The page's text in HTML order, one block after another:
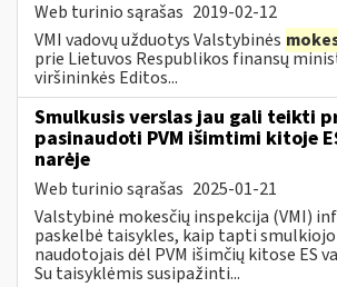
Web turinio sąrašas 2019-02-12
VMI vadovų užduotys Valstybinės
prie Lietuvos Respublikos finansų
viršininkės Editos...
Smulkusis verslas jau gali teikti
pasinaudoti PVM išimtimi kitoje
narėje
Web turinio sąrašas 2025-01-21
Valstybinė mokesčių inspekcija (VMI)
paskelbė taisykles, kaip tapti
naudotojais dėl PVM išimčių kitose ES
Su taisyklėmis susipažinti...